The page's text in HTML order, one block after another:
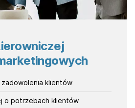
klientów
o potrzebach klientów